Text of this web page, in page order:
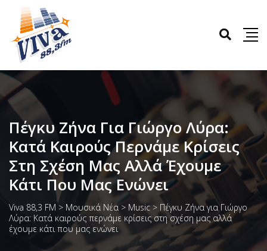
Πέγκυ Ζήνα Για Γιώργο Λύρα:
Κατά Καιρούς Περνάμε Κρίσεις
Στη Σχέση Μας Αλλά Έχουμε
Κάτι Που Μας Ενώνει
Viva 88,3 FM > Μουσικά Νέα > Music > Πέγκυ Ζήνα για Γιώργο
Λύρα: Κατά καιρούς περνάμε κρίσεις στη σχέση μας αλλά
έχουμε κάτι που μας ενώνει